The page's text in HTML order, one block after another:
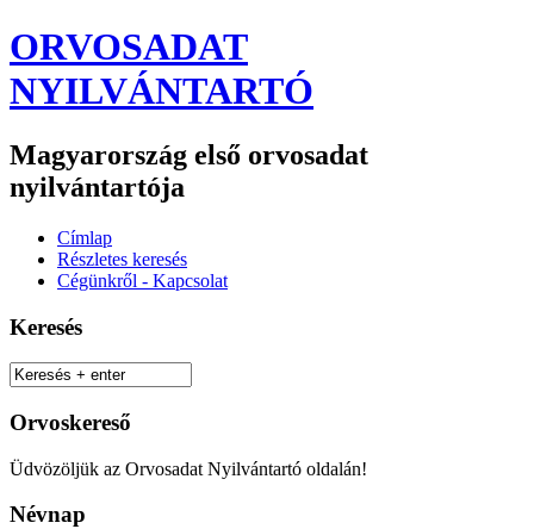
ORVOSADAT
NYILVÁNTARTÓ
Magyarország első orvosadat
nyilvántartója
Címlap
Részletes keresés
Cégünkről - Kapcsolat
Keresés
Orvoskereső
Üdvözöljük az Orvosadat Nyilvántartó oldalán!
Névnap